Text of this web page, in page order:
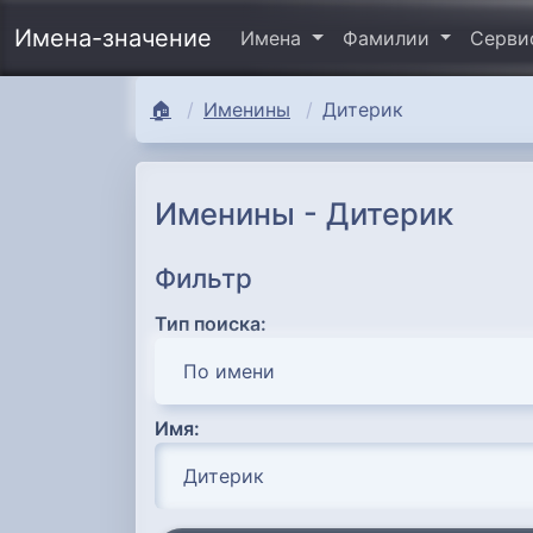
Имена-значение Имена Фамилии
🏠 Именины Дитерик
Именины - Дитерик
Фильтр
Тип поиска:
Имя: